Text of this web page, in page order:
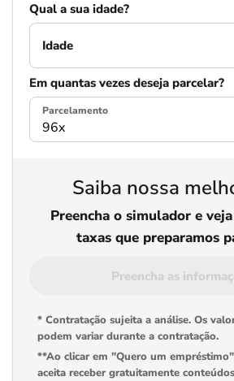
Qual a sua idade?
Idade
Em quantas vezes deseja parcelar?
Parcelamento
Saiba nossa
Preencha o simulador e
taxas que preparamos
Preencha as
* Contratação sujeita a análise. Os
podem variar durante a contratação.
**Ao clicar em "Quero um
aceita receber gratuitamente